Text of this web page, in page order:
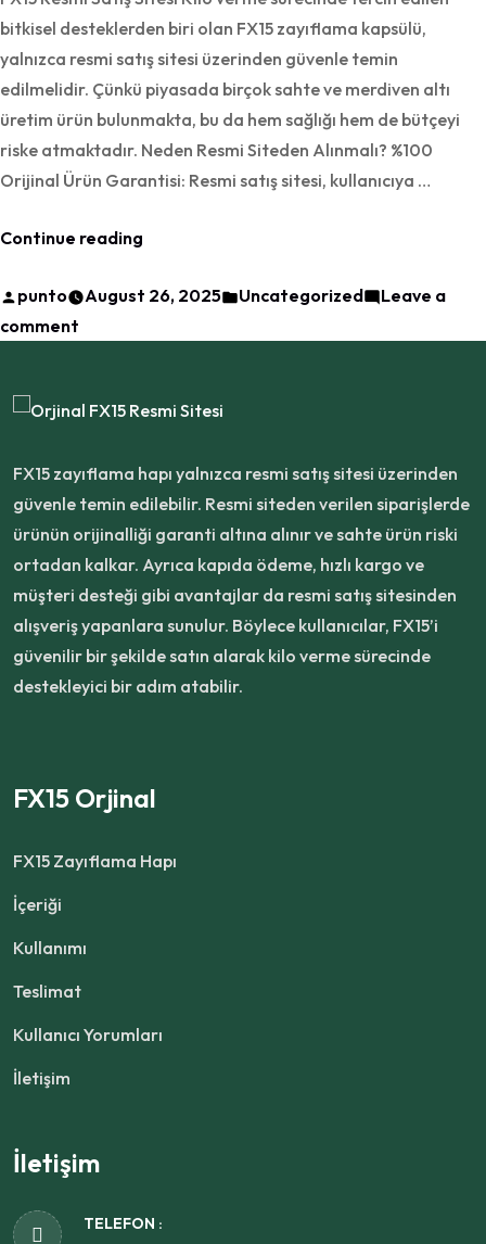
bitkisel desteklerden biri olan FX15 zayıflama kapsülü,
yalnızca resmi satış sitesi üzerinden güvenle temin
edilmelidir. Çünkü piyasada birçok sahte ve merdiven altı
üretim ürün bulunmakta, bu da hem sağlığı hem de bütçeyi
riske atmaktadır. Neden Resmi Siteden Alınmalı? %100
Orijinal Ürün Garantisi: Resmi satış sitesi, kullanıcıya …
Continue reading
Satış
Posted
by
punto August 26, 2025
Posted
Uncategorized
Leave a
comment
Satış
FX15 zayıflama hapı yalnızca resmi satış sitesi üzerinden
güvenle temin edilebilir. Resmi siteden verilen siparişlerde
ürünün orijinalliği garanti altına alınır ve sahte ürün riski
ortadan kalkar. Ayrıca kapıda ödeme, hızlı kargo ve
müşteri desteği gibi avantajlar da resmi satış sitesinden
alışveriş yapanlara sunulur. Böylece kullanıcılar, FX15’i
güvenilir bir şekilde satın alarak kilo verme sürecinde
destekleyici bir adım atabilir.
FX15 Orjinal
FX15 Zayıflama Hapı
İçeriği
Kullanımı
Teslimat
Kullanıcı Yorumları
İletişim
İletişim
TELEFON :